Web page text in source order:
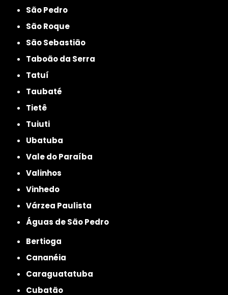
São Pedro
São Roque
São Sebastião
Taboão da Serra
Tatuí
Taubaté
Tietê
Tuiuti
Ubatuba
Vale do Paraíba
Valinhos
Vinhedo
Várzea Paulista
Águas de São Pedro
Bertioga
Cananéia
Caraguatatuba
Cubatão